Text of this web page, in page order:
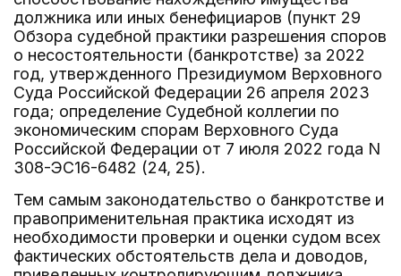
должника или иных бенефициаров (пункт 29
Обзора судебной практики разрешения споров
о несостоятельности (банкротстве) за 2022
год, утвержденного Президиумом Верховного
Суда Российской Федерации 26 апреля 2023
года; определение Судебной коллегии по
экономическим спорам Верховного Суда
Российской Федерации от 7 июля 2022 года N
308-ЭС16-6482 (24, 25).
Тем самым законодательство о банкротстве и
правоприменительная практика исходят из
необходимости проверки и оценки судом всех
фактических обстоятельств дела и доводов,